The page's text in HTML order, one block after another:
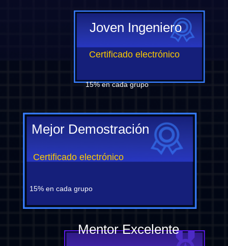
Joven Ingeniero
Certificado electrónico
15% en cada grupo
Mejor Demostración
15% en cada grupo
Certificado electrónico
Mentor Excelente